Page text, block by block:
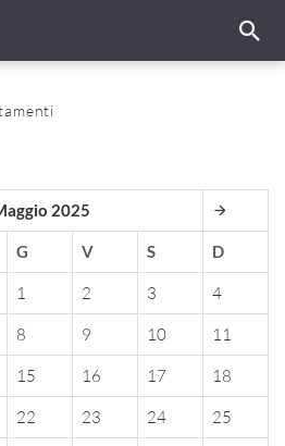
2025
G V S D
1 2 3
4
8 9 10
11
15 16 17
18
22 23 24
25